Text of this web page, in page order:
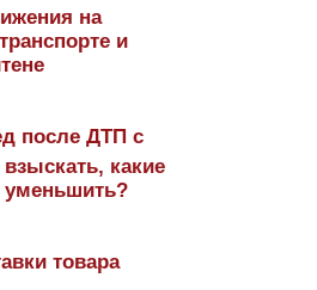
на
и
после ДТП с
какие
товара